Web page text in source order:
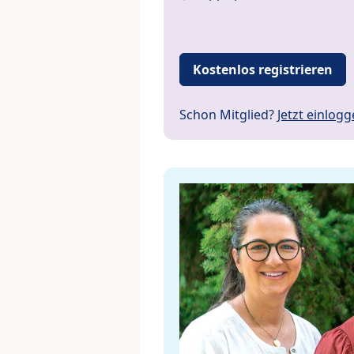
Kostenlos registrieren
Schon Mitglied? Jetzt